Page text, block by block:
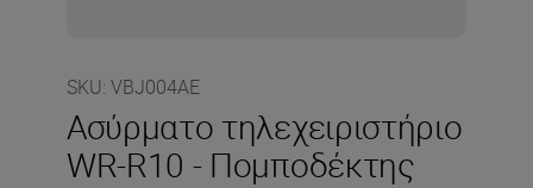
SKU: VBJ004AE
Ασύρματο τηλεχειριστήριο
WR-R10 - Πομποδέκτης